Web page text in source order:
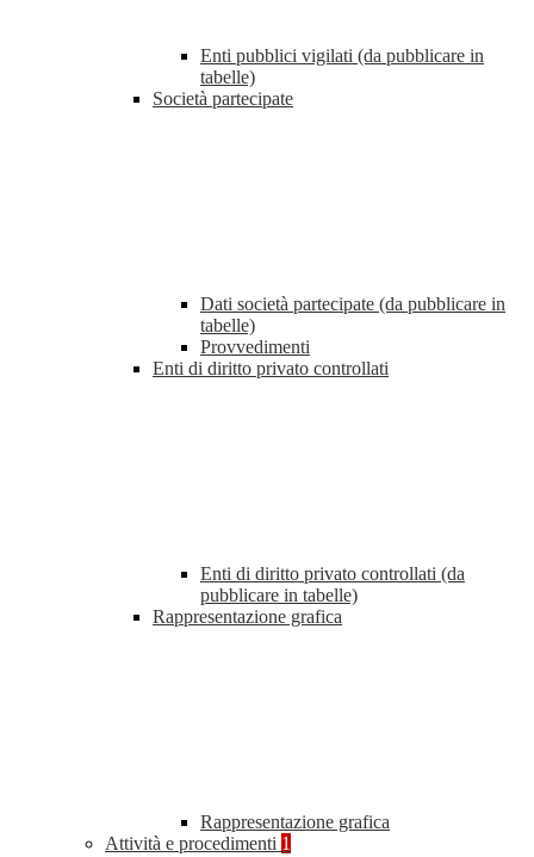
Enti pubblici vigilati (da pubblicare in
tabelle)
Società partecipate
Dati società partecipate (da pubblicare in
tabelle)
Provvedimenti
Enti di diritto privato controllati
Enti di diritto privato controllati (da
pubblicare in tabelle)
Rappresentazione grafica
Rappresentazione grafica
Attività e procedimenti 1